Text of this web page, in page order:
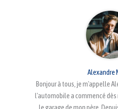
Alexandre
Bonjour à tous, je m'appelle
l'automobile a commencé dès
le garage de mon père.